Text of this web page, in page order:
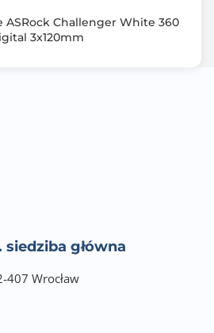
ASRock Challenger White 360
3x120mm
główna
407 Wrocław